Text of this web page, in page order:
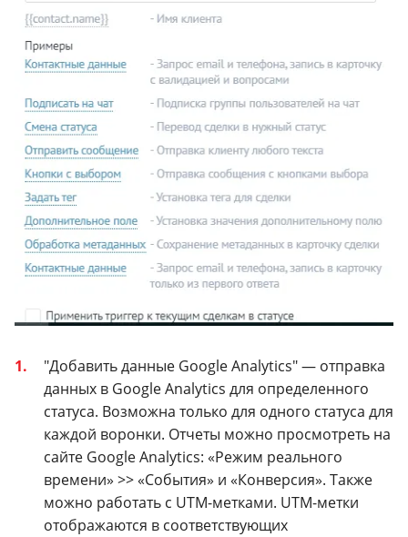
"Добавить данные Google Analytics" — отправка
данных в Google Analytics для определенного
статуса. Возможна только для одного статуса для
каждой воронки. Отчеты можно просмотреть на
сайте Google Analytics: «Режим реального
времени» >> «События» и «Конверсия». Также
можно работать с UTM-метками. UTM-метки
отображаются в соответствующих